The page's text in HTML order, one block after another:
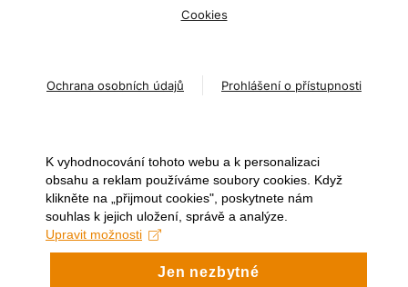
Cookies
Ochrana osobních údajů Prohlášení o přístupnosti
K vyhodnocování tohoto webu a k personalizaci
obsahu a reklam používáme soubory cookies. Když
klikněte na „přijmout cookies", poskytnete nám
souhlas k jejich uložení, správě a analýze.
Upravit možnosti
Jen nezbytné